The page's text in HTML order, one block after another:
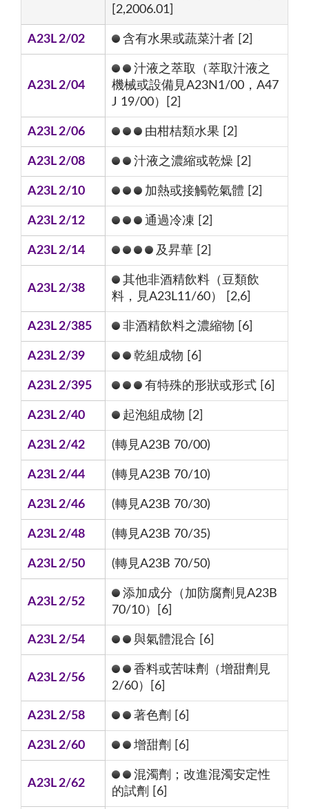
[2,2006.01]
A23L 2/02 含有水果或蔬菜汁者 [2]
A23L 2/04
汁液之萃取（萃取汁液之
機械或設備見A23N1/00，A47
J 19/00）[2]
A23L 2/06 由柑桔類水果 [2]
A23L 2/08 汁液之濃縮或乾燥 [2]
A23L 2/10 加熱或接觸乾氣體 [2]
A23L 2/12 通過冷凍 [2]
A23L 2/14 及昇華 [2]
A23L 2/38
其他非酒精飲料（豆類飲
料，見A23L11/60） [2,6]
A23L 2/385 非酒精飲料之濃縮物 [6]
A23L 2/39 乾組成物 [6]
A23L 2/395 有特殊的形狀或形式 [6]
A23L 2/40 起泡組成物 [2]
A23L 2/42 (轉見A23B 70/00)
A23L 2/44 (轉見A23B 70/10)
A23L 2/46 (轉見A23B 70/30)
A23L 2/48 (轉見A23B 70/35)
A23L 2/50 (轉見A23B 70/50)
A23L 2/52
添加成分（加防腐劑見A23B
70/10）[6]
A23L 2/54 與氣體混合 [6]
A23L 2/56
香料或苦味劑（增甜劑見
2/60）[6]
A23L 2/58 著色劑 [6]
A23L 2/60 增甜劑 [6]
A23L 2/62
混濁劑；改進混濁安定性
的試劑 [6]